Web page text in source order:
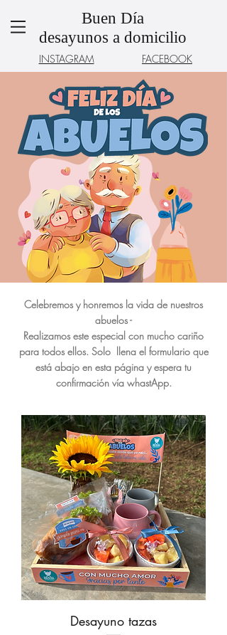
Buen Día
desayunos a domicilio
INSTAGRAM FACEBOOK
Celebremos y honremos la vida de nuestros
abuelos -
Realizamos este especial con mucho cariño
para todos ellos. Solo llena el formulario que
está abajo en esta página y espera tu
confirmación vía whastApp.
Desayuno tazas